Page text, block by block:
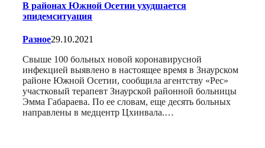
В районах Южной Осетии ухудшается
эпидемситуация
Разное29.10.2021
Свыше 100 больных новой коронавирусной
инфекцией выявлено в настоящее время в Знаурском
районе Южной Осетии, сообщила агентству «Рес»
участковый терапевт Знаурской районной больницы
Эмма Габараева. По ее словам, еще десять больных
направлены в медцентр Цхинвала.…